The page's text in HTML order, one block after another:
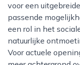
voor een
passende
een rol in het
natuurlijke
Voor actuele